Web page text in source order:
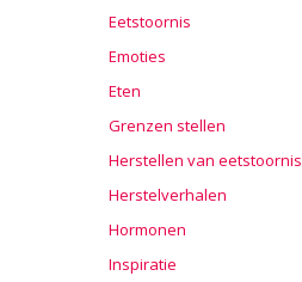
Eetstoornis
Emoties
Eten
Grenzen stellen
Herstellen van eetstoornis
Herstelverhalen
Hormonen
Inspiratie